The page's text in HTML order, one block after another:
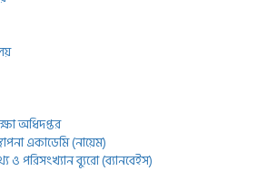
অধিদপ্তর
একাডেমি (নায়েম)
ও পরিসংখ্যান ব্যুরো (ব্যানবেইস)